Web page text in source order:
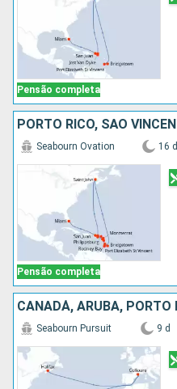
Pensão completa
Pensão completa
Seabourn Ovation 16 d
Seabourn Pursuit 9 d